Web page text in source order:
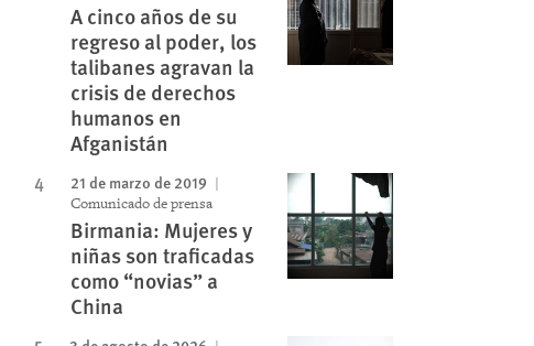
A cinco años de su
regreso al poder, los
talibanes agravan la
crisis de derechos
humanos en
Afganistán
21 de marzo de 2019
Comunicado de prensa
Birmania: Mujeres y
niñas son traficadas
como “novias” a
China